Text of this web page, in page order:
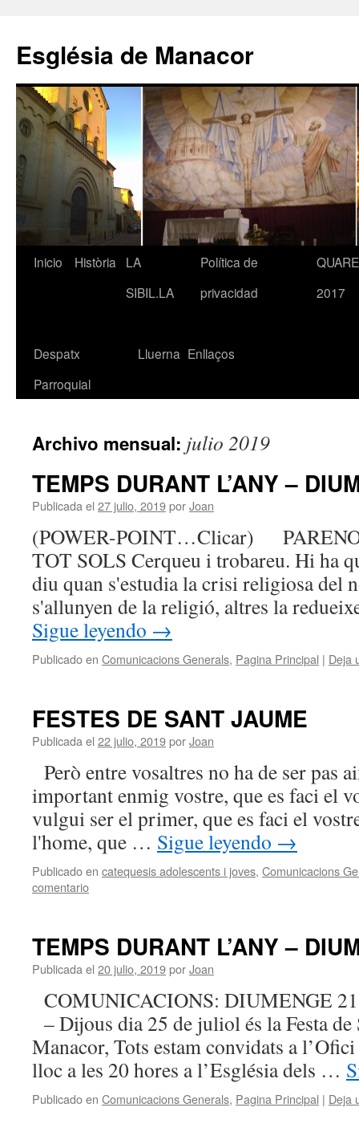
contenido
Església de Manacor
Inicio Història
LA
SIBIL.LA
Política de
privacidad
2017
Despatx
Parroquial
Lluerna Enllaços
Archivo mensual: julio 2019
TEMPS DURANT L’ANY –
Publicada el 27 julio, 2019porJoan
(POWER-POINT…Clicar)
TOT SOLS Cerqueu i trobareu. Hi ha
diu quan s'estudia la crisi religiosa del
s'allunyen de la religió, altres la
Sigue leyendo →
Publicado en Comunicacions Generals, Pagina Principal | Deja
FESTES DE SANT JAUME
Publicada el 22 julio, 2019porJoan
Però entre vosaltres no ha de ser pas
important enmig vostre, que es faci el
vulgui ser el primer, que es faci el
l'home, que … Sigue leyendo →
Publicado en catequesis adolescents i joves, Comunicacions
comentario
TEMPS DURANT L’ANY –
Publicada el 20 julio, 2019porJoan
COMUNICACIONS: DIUMENGE
– Dijous dia 25 de juliol és la Festa de
Manacor, Tots estam convidats a
lloc a les 20 hores a l’Església dels …
Publicado en Comunicacions Generals, Pagina Principal | Deja